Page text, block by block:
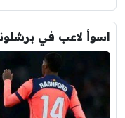
اسوأ لاعب في